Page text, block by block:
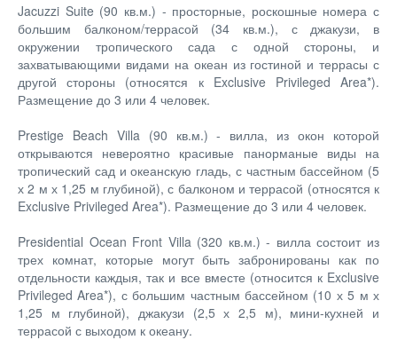
Jacuzzi Suite (90 кв.м.) - просторные, роскошные номера с
большим балконом/террасой (34 кв.м.), с джакузи, в
окружении тропического сада с одной стороны, и
захватывающими видами на океан из гостиной и террасы с
другой стороны (относятся к Exclusive Privileged Area*).
Размещение до 3 или 4 человек.
Prestige Beach Villa (90 кв.м.) - вилла, из окон которой
открываются невероятно красивые панорманые виды на
тропический сад и океанскую гладь, с частным бассейном (5
х 2 м х 1,25 м глубиной), с балконом и террасой (относятся к
Exclusive Privileged Area*). Размещение до 3 или 4 человек.
Presidential Ocean Front Villa (320 кв.м.) - вилла состоит из
трех комнат, которые могут быть забронированы как по
отдельности каждыя, так и все вместе (относится к Exclusive
Privileged Area*), с большим частным бассейном (10 х 5 м х
1,25 м глубиной), джакузи (2,5 х 2,5 м), мини-кухней и
террасой с выходом к океану.